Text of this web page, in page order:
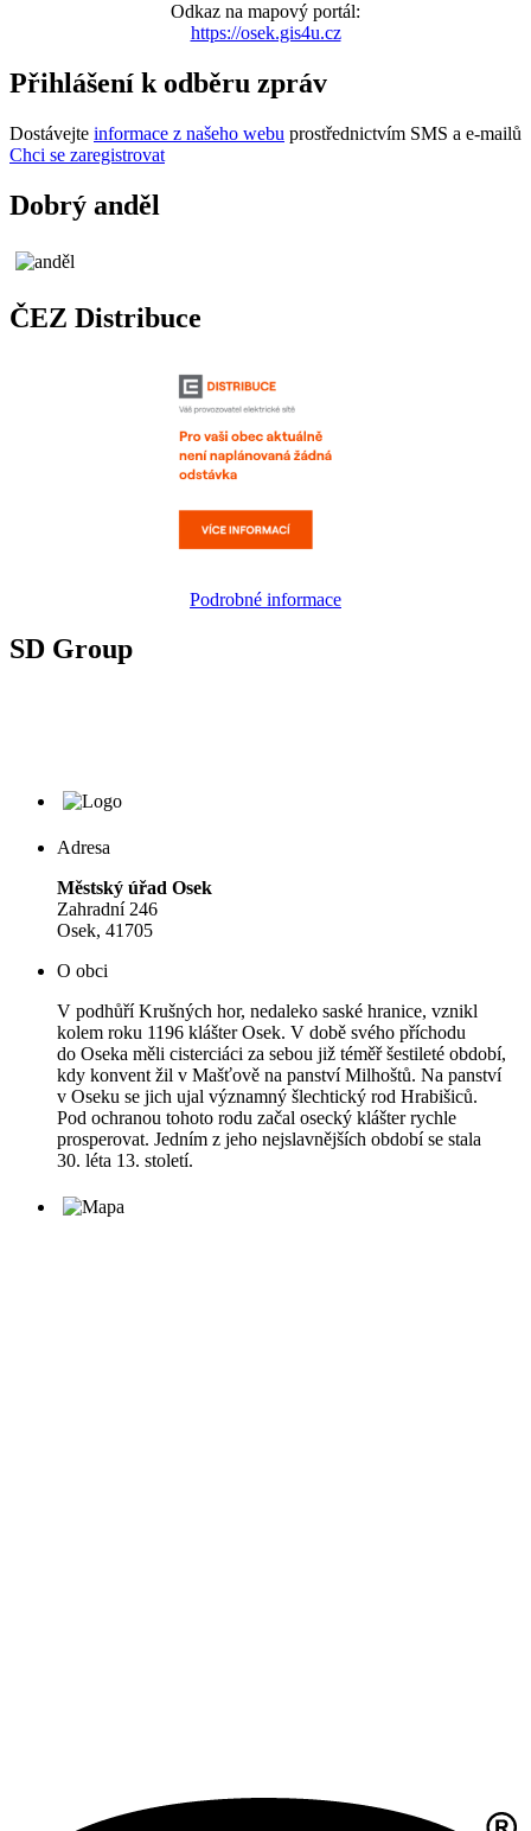
Odkaz na mapový portál:
https://osek.gis4u.cz
Přihlášení k odběru zpráv
Dostávejte informace z našeho webu prostřednictvím SMS a e-mailů
Chci se zaregistrovat
Dobrý anděl
ČEZ Distribuce
Podrobné informace
SD Group
Adresa
Městský úřad Osek
Zahradní 246
Osek, 41705
O obci
V podhůří Krušných hor, nedaleko saské hranice, vznikl
kolem roku 1196 klášter Osek. V době svého příchodu
do Oseka měli cisterciáci za sebou již téměř šestileté období,
kdy konvent žil v Mašťově na panství Milhoštů. Na panství
v Oseku se jich ujal významný šlechtický rod Hrabišiců.
Pod ochranou tohoto rodu začal osecký klášter rychle
prosperovat. Jedním z jeho nejslavnějších období se stala
30. léta 13. století.